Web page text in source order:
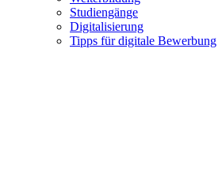
Studiengänge
Digitalisierung
Tipps für digitale Bewerbung